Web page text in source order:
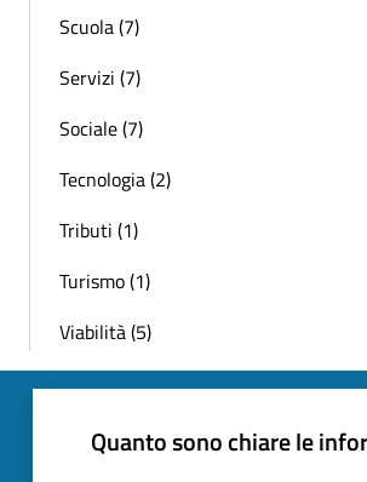
Scuola (7)
Servizi (7)
Sociale (7)
Tecnologia (2)
Tributi (1)
Turismo (1)
Viabilità (5)
Quanto sono chiare le